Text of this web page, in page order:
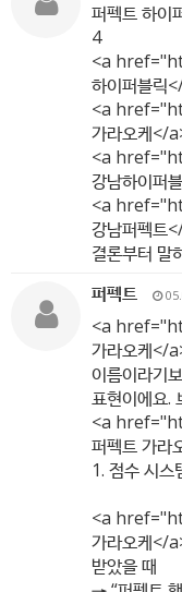
퍼펙트 하이
4
<a href="
하이퍼블릭
<a href="
가라오케</
<a href="
강남하이퍼
<a href="
강남퍼펙트
결론부터 말
퍼펙트
<a href="
가라오케</
이름이라기
표현이에요.
<a href="
퍼펙트 가라
1. 점수 시스
<a href="
가라오케</
받았을 때